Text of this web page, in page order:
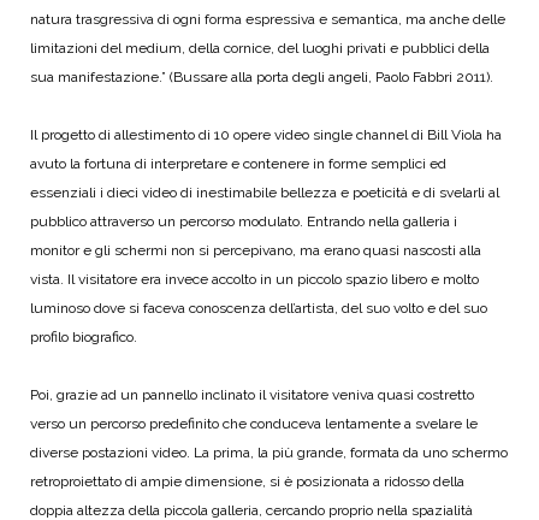
natura trasgressiva di ogni forma espressiva e semantica, ma anche delle
limitazioni del medium, della cornice, del luoghi privati e pubblici della
sua manifestazione.” (Bussare alla porta degli angeli, Paolo Fabbri 2011).
Il progetto di allestimento di 10 opere video single channel di Bill Viola ha
avuto la fortuna di interpretare e contenere in forme semplici ed
essenziali i dieci video di inestimabile bellezza e poeticità e di svelarli al
pubblico attraverso un percorso modulato. Entrando nella galleria i
monitor e gli schermi non si percepivano, ma erano quasi nascosti alla
vista. Il visitatore era invece accolto in un piccolo spazio libero e molto
luminoso dove si faceva conoscenza dell’artista, del suo volto e del suo
profilo biografico.
Poi, grazie ad un pannello inclinato il visitatore veniva quasi costretto
verso un percorso predefinito che conduceva lentamente a svelare le
diverse postazioni video. La prima, la più grande, formata da uno schermo
retroproiettato di ampie dimensione, si è posizionata a ridosso della
doppia altezza della piccola galleria, cercando proprio nella spazialità